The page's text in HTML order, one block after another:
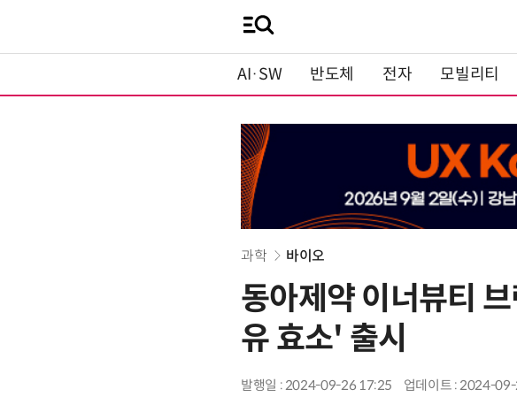
AI·SW 반도체 전자 모빌리티
과학 바이오
동아제약 이너뷰티
유 효소' 출시
발행일 : 2024-09-26 17:25 업데이트 : 2024-